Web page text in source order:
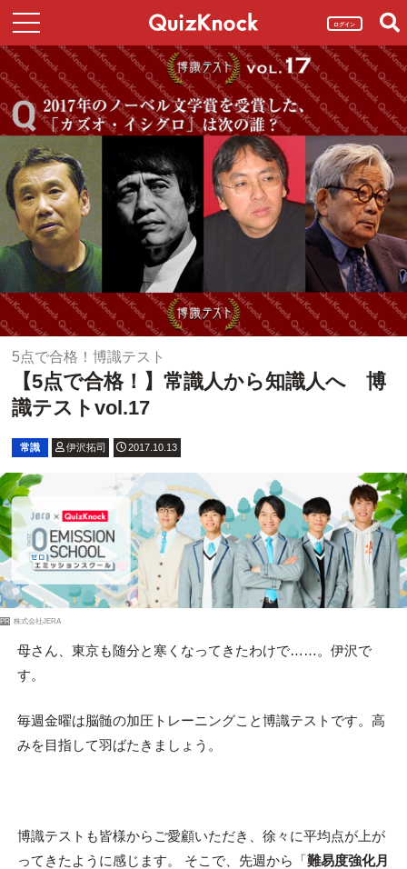
ログイン
5点で合格！博識テスト
【5点で合格！】常識人から知識人へ 博
識テストvol.17
常識 伊沢拓司 2017.10.13
PR 株式会社JERA
母さん、東京も随分と寒くなってきたわけで……。伊沢で
す。
毎週金曜は脳髄の加圧トレーニングこと博識テストです。高
みを目指して羽ばたきましょう。
博識テストも皆様からご愛顧いただき、徐々に平均点が上が
ってきたように感じます。 そこで、先週から「難易度強化月